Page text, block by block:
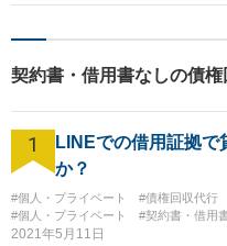
の判断が示されています。ま
あり、その都度料金が支払われ
ご主張は、この黙示の合意を
は、当事者の一方（イラストレ
とを約束する「請負契約」にあ
求するためには、原則として「
契約書・借用書なしの債
1
LINEでの借用証拠で
か？
#個人・プライベート #債権回収代行
#個人・プライベート
#契約書・借用
2021年5月11日